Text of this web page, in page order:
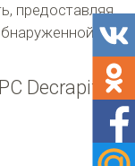
предоставляя
Decrapifier